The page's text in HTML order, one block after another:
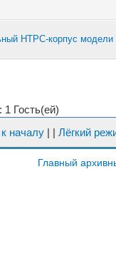
HTPC-корпус модели
Гость(ей)
началу | | Лёгкий
Главный